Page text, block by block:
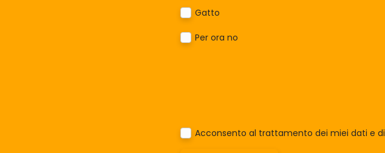
Gatto
Per ora no
Acconsento al trattamento dei miei dati e